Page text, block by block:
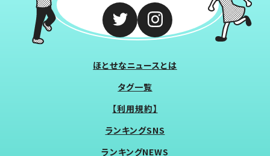
ほとせなニュースとは
タグ一覧
【利用規約】
ランキングSNS
ランキングNEWS